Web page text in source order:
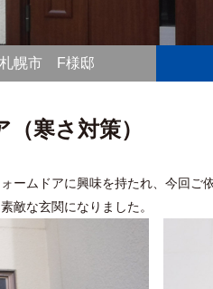
札幌市 F様邸
寒さ対策）
ームドアに興味を持たれ、今回ご
敵な玄関になりました。